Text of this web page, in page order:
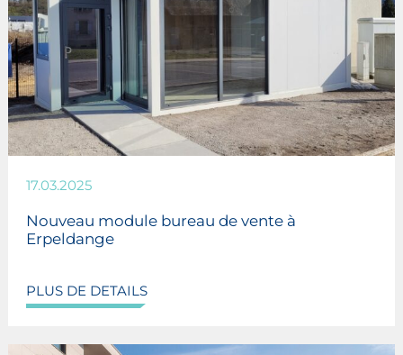
17.03.2025
Nouveau module bureau de vente à
Erpeldange
PLUS DE DETAILS